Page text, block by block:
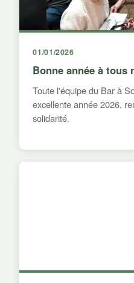
01/01/2026
Bonne année à tous
Toute l'équipe du Bar à
excellente année 2026,
solidarité.